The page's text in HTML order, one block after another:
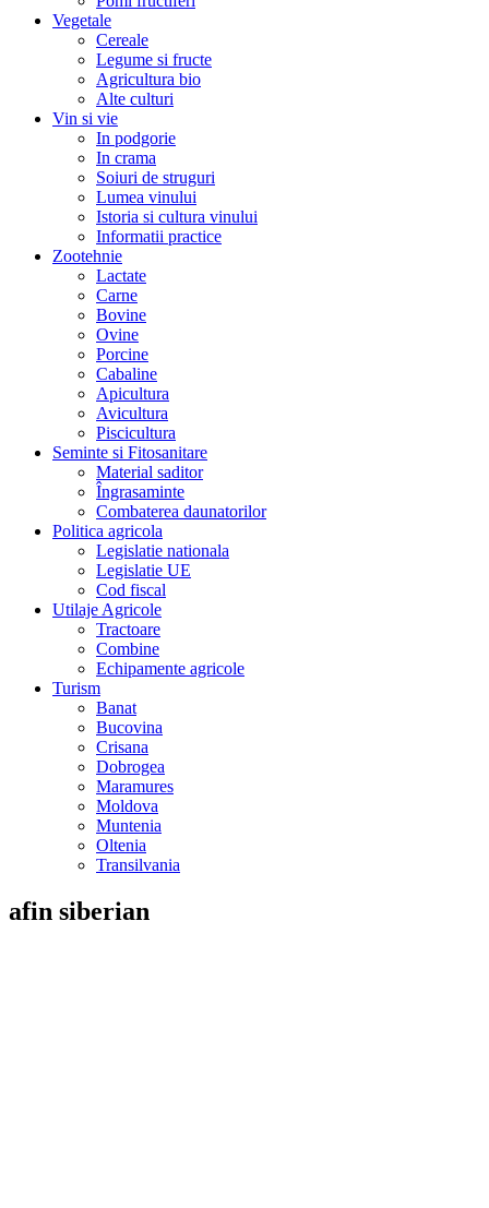
Vegetale
Cereale
Legume si fructe
Agricultura bio
Alte culturi
Vin si vie
In podgorie
In crama
Soiuri de struguri
Lumea vinului
Istoria si cultura vinului
Informatii practice
Zootehnie
Lactate
Carne
Bovine
Ovine
Porcine
Cabaline
Apicultura
Avicultura
Piscicultura
Seminte si Fitosanitare
Material saditor
Îngrasaminte
Combaterea daunatorilor
Politica agricola
Legislatie nationala
Legislatie UE
Cod fiscal
Utilaje Agricole
Tractoare
Combine
Echipamente agricole
Turism
Banat
Bucovina
Crisana
Dobrogea
Maramures
Moldova
Muntenia
Oltenia
Transilvania
afin siberian